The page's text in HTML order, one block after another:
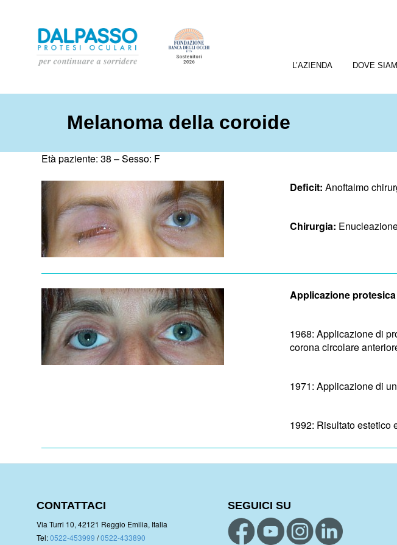
L’AZIENDA DOVE
Melanoma della coroide
Età paziente: 38 –Sesso: F
Deficit: Anoftalmo
Chirurgia:
Applicazione protesica
1968: Applicazione di
corona circolare
1971: Applicazione di
1992: Risultato estetico
CONTATTACI
Via Turri 10, 42121 Reggio Emilia, Italia
Tel:0522-453999 /0522-433890
SEGUICI SU